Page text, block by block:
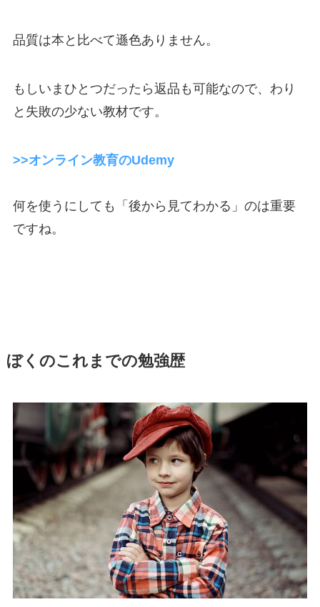
品質は本と比べて遜色ありません。
もしいまひとつだったら返品も可能なので、わり
と失敗の少ない教材です。
>>オンライン教育のUdemy
何を使うにしても「後から見てわかる」のは重要
ですね。
ぼくのこれまでの勉強歴